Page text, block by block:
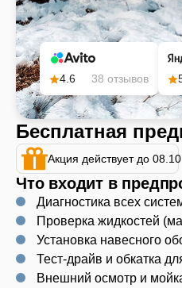
4.6 38 отзывов
Бесплатная
Акция действует до 08.10
Что входит в
Диагностика всех
Проверка жидкостей
Установка навесного
Тест-драйв и обкатка
Внешний осмотр и